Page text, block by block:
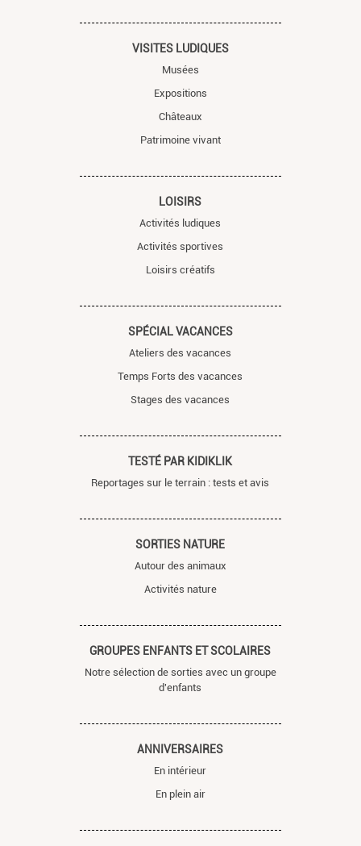
VISITES LUDIQUES
Musées
Expositions
Châteaux
Patrimoine vivant
LOISIRS
Activités ludiques
Activités sportives
Loisirs créatifs
SPÉCIAL VACANCES
Ateliers des vacances
Temps Forts des vacances
Stages des vacances
TESTÉ PAR KIDIKLIK
Reportages sur le terrain : tests et avis
SORTIES NATURE
Autour des animaux
Activités nature
GROUPES ENFANTS ET SCOLAIRES
Notre sélection de sorties avec un groupe
d'enfants
ANNIVERSAIRES
En intérieur
En plein air